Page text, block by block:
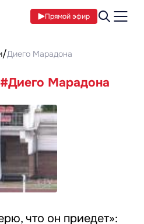
Прямой эфир
Диего Марадона
#Диего Марадона
что он приедет»: